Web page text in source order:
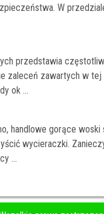
W
przedstawia
zaleceń zawartych w
ok ...
handlowe gorące
wycieraczki.
...